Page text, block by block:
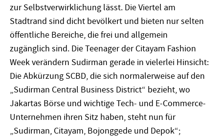
zur Selbstverwirklichung lässt. Die Viertel am
Stadtrand sind dicht bevölkert und bieten nur selten
öffentliche Bereiche, die frei und allgemein
zugänglich sind. Die Teenager der Citayam Fashion
Week verändern Sudirman gerade in vielerlei Hinsicht:
Die Abkürzung SCBD, die sich normalerweise auf den
„Sudirman Central Business District“ bezieht, wo
Jakartas Börse und wichtige Tech- und E-Commerce-
Unternehmen ihren Sitz haben, steht nun für
„Sudirman, Citayam, Bojonggede und Depok“;